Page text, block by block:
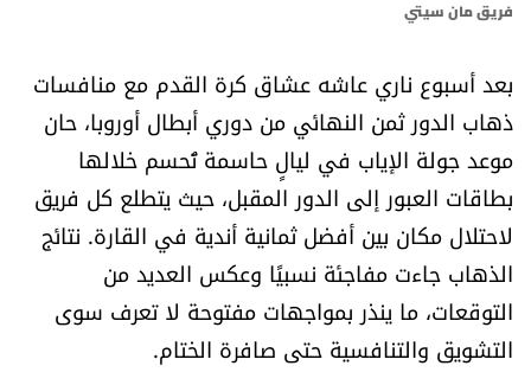
نداء القرّاء
خاص الموقع
كتّابنا
تحت المجهر
آراء
اقتصاد
فريق مان سيتي
بعد أسبوع ناري عاشه عشاق كرة القدم مع منافسات
ذهاب الدور ثمن النهائي من دوري أبطال أوروبا، حان
موعد جولة الإياب في ليالٍ حاسمة تُحسم خلالها
بطاقات العبور إلى الدور المقبل، حيث يتطلع كل فريق
لاحتلال مكان بين أفضل ثمانية أندية في القارة. نتائج
الذهاب جاءت مفاجئة نسبيًا وعكس العديد من
التوقعات، ما ينذر بمواجهات مفتوحة لا تعرف سوى
التشويق والتنافسية حتى صافرة الختام.